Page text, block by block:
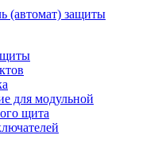
(автомат) защиты
для модульной
щита